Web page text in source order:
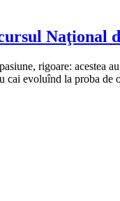
Naţional
rigoare: acestea
cai evoluînd la proba de